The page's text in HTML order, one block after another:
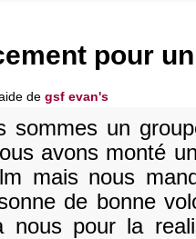
pour
de gsf evan's
sommes un
avons monté
mais nous
de bonne
nous pour la